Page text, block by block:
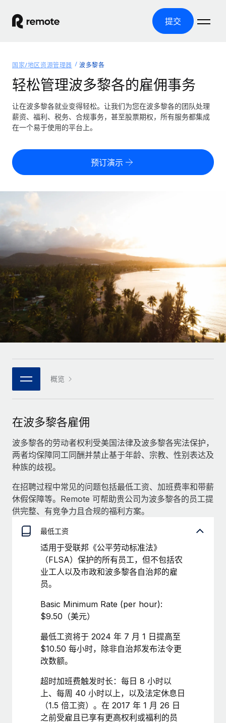
提交
产品
全球招聘
全球薪资管理
轻松运行合规薪资
零实体成本实现全球扩张
全球合同工入职与管理
PEO
外包复杂雇佣任务
基础设施
Remote Embedded
将人力资源无缝融入工作流程
团队的内置核心人力资源功能
连接 新的
使用我们的 MCP 将任何人工智能工具与 Remote 平台相连
借助核心业务工具简化流程
服务
获得全球人力资源与合规方面的专家帮助
背景调查
合规守望台
防范合规风险
设备管理
实体设立
人员调配与搬迁
轻松搬迁员工
轻松管理员工福利
覆盖全球
美国各州浏览器
成长阶段
初创企业
为成长型企业量身打造的全球敏捷型人力资源与薪资解决方案
中型市场
通过定制化人力资源解决方案扩展团队
企业
与我们携手合作
战略技术合作伙伴
与我们共探合作机遇
Remote Build
案例研究
Cultivating a Thriving Remote-First Culture in
Partnership with Remote
At a glance Discover the evolution of TheyDo, a pioneering
journey management platform that has...
Remote for contractor management and
payroll
Reverse Tech at a glance Health and wellness startup,
Reverse Tech, partnered with Remote to manage...
了解更多
资源
工具与计算器
误分类风险计算工具
合同工薪酬结算计算器
探索全球合同工的结算货币选项与结算速度
通过 REMOTE 学习
研究与指引
案例研究
人力资源术语表
核对表和模板
职位描述库
网络研讨会
活动
新闻室
薪金与人才洞察
洞察中心
获得支持
查看全部资源
Why owned entities are key to maintaining
EOR compliance
As the global workforce continues to expand in response
to the demands of today’s labor market, the...
了解更多
What a Workday global payroll implementation
actually looks like
Most teams hear "payroll implementation" and picture a
six-month project with a dedicated team....
定价
中文（简体）
English
Nederlands
Français
Deutsch
Español
Italiano
Português (Portugal)
日本語
한국어
中文（简体）
登录
国家/地区资源管理器 波多黎各
轻松管理波多黎各的雇佣事务
让在波多黎各就业变得轻松。让我们为您在波多黎各的团队处理
薪资、福利、税务、合规事务，甚至股票期权，所有服务都集成
在一个易于使用的平台上。
预订演示
概览
在波多黎各雇佣
波多黎各的劳动者权利受美国法律及波多黎各宪法保护，
两者均保障同工同酬并禁止基于年龄、宗教、性别表达及
种族的歧视。
在招聘过程中常见的问题包括最低工资、加班费率和带薪
休假保障等。Remote 可帮助贵公司为波多黎各的员工提
供完整、有竞争力且合规的福利方案。
最低工资
适用于受联邦《公平劳动标准法》
（FLSA）保护的所有员工，但不包括农
业工人以及市政和波多黎各自治邦的雇
员。
Basic Minimum Rate (per hour):
$9.50（美元）
最低工资将于 2024 年 7 月 1 日提高至
$10.50 每小时，除非自治邦发布法令更
改数额。
超时加班费触发时长：每日 8 小时以
上、每周 40 小时以上，以及法定休息日
（1.5 倍工资）。在 2017 年 1 月 26 日
之前受雇且已享有更高权利或福利的员